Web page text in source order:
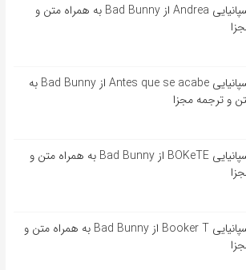
آهنگ اسپانیایی Andrea از Bad Bunny به همراه متن و
آهنگ اسپانیایی Antes que se acabe از Bad Bunny به
و ترجمه مجزا
آهنگ اسپانیایی BOKeTE از Bad Bunny به همراه متن و
آهنگ اسپانیایی Booker T از Bad Bunny به همراه متن و